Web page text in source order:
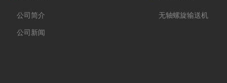
公司简介
公司新闻
无轴螺旋输送机